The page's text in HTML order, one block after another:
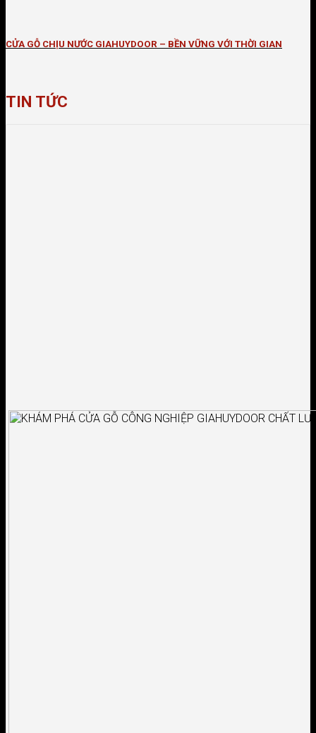
CỬA GỖ CHỊU NƯỚC GIAHUYDOOR – BỀN VỮNG VỚI THỜI GIAN
TIN TỨC